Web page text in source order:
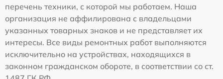
перечень техники, с которой мы работаем. Наша
организация не аффилирована с владельцами
указанных товарных знаков и не представляет их
интересы. Все виды ремонтных работ выполняются
исключительно на устройствах, находящихся в
законном гражданском обороте, в соответствии со ст.